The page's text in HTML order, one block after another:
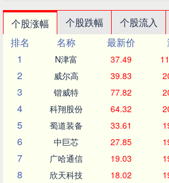
个股涨幅 个股跌幅 个股流入
排名
名称 最新价
1
N津富 37.49
2 威尔高 39.83
3 锴威特 77.82
4 科翔股份 64.32
5 蜀道装备 33.61
6 中巨芯 27.85
7 广哈通信 19.03
8 欣天科技 18.02